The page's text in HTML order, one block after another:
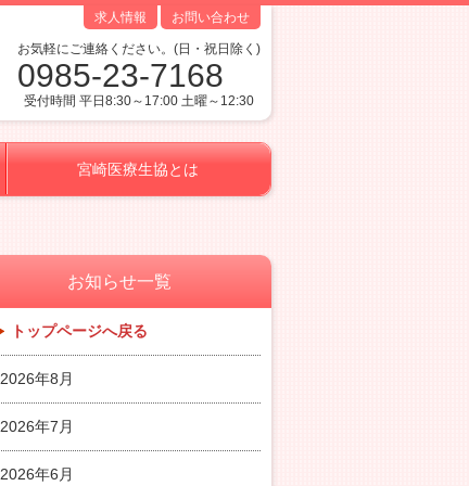
求人情報 お問い合わせ
お気軽にご連絡ください。(日・祝日除く)
0985-23-7168
受付時間 平日8:30～17:00 土曜～12:30
宮崎医療生協とは
お知らせ一覧
トップページへ戻る
2026年8月
2026年7月
2026年6月